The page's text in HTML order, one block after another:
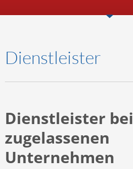
Dienstleister
Dienstleister bei
zugelassenen
Unternehmen